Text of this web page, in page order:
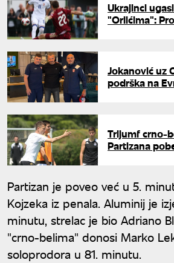
Ukrajinci
"Orlićima":
Jokanović uz
podrška na
Trijumf crno-
Partizana
Partizan je poveo već u 5.
Kojzeka iz penala. Aluminij je
minutu, strelac je bio Adriano
"crno-belima" donosi Marko
soloprodora u 81. minutu.